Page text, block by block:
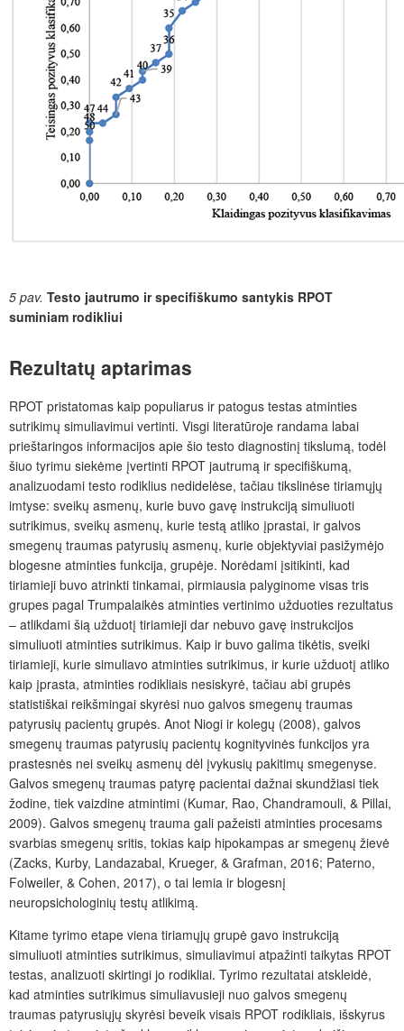
5 pav. Testo jautrumo ir specifiškumo santykis RPOT
suminiam rodikliui
Rezultatų aptarimas
RPOT pristatomas kaip populiarus ir patogus testas atminties
sutrikimų simuliavimui vertinti. Visgi literatūroje randama labai
prieštaringos informacijos apie šio testo diagnostinį tikslumą, todėl
šiuo tyrimu siekėme įvertinti RPOT jautrumą ir specifiškumą,
analizuodami testo rodiklius nedidelėse, tačiau tikslinėse tiriamųjų
imtyse: sveikų asmenų, kurie buvo gavę instrukciją simuliuoti
sutrikimus, sveikų asmenų, kurie testą atliko įprastai, ir galvos
smegenų traumas patyrusių asmenų, kurie objektyviai pasižymėjo
blogesne atminties funkcija, grupėje. Norėdami įsitikinti, kad
tiriamieji buvo atrinkti tinkamai, pirmiausia palyginome visas tris
grupes pagal Trumpalaikės atminties vertinimo užduoties rezultatus
– atlikdami šią užduotį tiriamieji dar nebuvo gavę instrukcijos
simuliuoti atminties sutrikimus. Kaip ir buvo galima tikėtis, sveiki
tiriamieji, kurie simuliavo atminties sutrikimus, ir kurie užduotį atliko
kaip įprasta, atminties rodikliais nesiskyrė, tačiau abi grupės
statistiškai reikšmingai skyrėsi nuo galvos smegenų traumas
patyrusių pacientų grupės. Anot Niogi ir kolegų (2008), galvos
smegenų traumas patyrusių pacientų kognityvinės funkcijos yra
prastesnės nei sveikų asmenų dėl įvykusių pakitimų smegenyse.
Galvos smegenų traumas patyrę pacientai dažnai skundžiasi tiek
žodine, tiek vaizdine atmintimi (Kumar, Rao, Chandramouli, & Pillai,
2009). Galvos smegenų trauma gali pažeisti atminties procesams
svarbias smegenų sritis, tokias kaip hipokampas ar smegenų žievė
(Zacks, Kurby, Landazabal, Krueger, & Grafman, 2016; Paterno,
Folweiler, & Cohen, 2017), o tai lemia ir blogesnį
neuropsichologinių testų atlikimą.
Kitame tyrimo etape viena tiriamųjų grupė gavo instrukciją
simuliuoti atminties sutrikimus, simuliavimui atpažinti taikytas RPOT
testas, analizuoti skirtingi jo rodikliai. Tyrimo rezultatai atskleidė,
kad atminties sutrikimus simuliavusieji nuo galvos smegenų
traumas patyrusiųjų skyrėsi beveik visais RPOT rodikliais, išskyrus